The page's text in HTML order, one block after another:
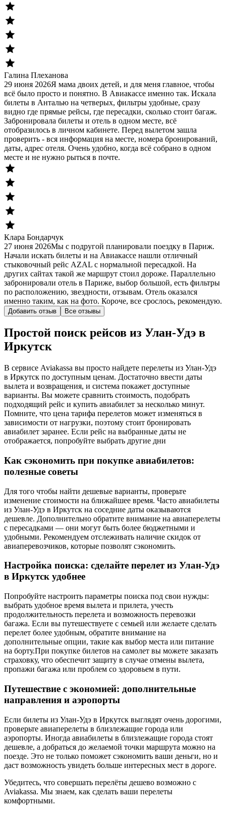
Галина Плеханова
29 июня 2026Я мама двоих детей, и для меня главное, чтобы
всё было просто и понятно. В Авиакассе именно так. Искала
билеты в Анталью на четверых, фильтры удобные, сразу
видно где прямые рейсы, где пересадки, сколько стоит багаж.
Забронировала билеты и отель в одном месте, всё
отобразилось в личном кабинете. Перед вылетом зашла
проверить - вся информация на месте, номера бронирований,
даты, адрес отеля. Очень удобно, когда всё собрано в одном
месте и не нужно рыться в почте.
Клара Бондарчук
27 июня 2026Мы с подругой планировали поездку в Париж.
Начали искать билеты и на Авиакассе нашли отличный
стыковочный рейс AZAL с нормальной пересадкой. На
других сайтах такой же маршрут стоил дороже. Параллельно
забронировали отель в Париже, выбор большой, есть фильтры
по расположению, звездности, отзывам. Отель оказался
именно таким, как на фото. Короче, все срослось, рекомендую.
Добавить отзыв Все отзывы
Простой поиск рейсов из Улан-Удэ в
Иркутск
В сервисе Aviakassa вы просто найдете перелеты из Улан-Удэ
в Иркутск по доступным ценам. Достаточно ввести даты
вылета и возвращения, и система покажет доступные
варианты. Вы можете сравнить стоимость, подобрать
подходящий рейс и купить авиабилет за несколько минут.
Помните, что цена тарифа перелетов может изменяться в
зависимости от нагрузки, поэтому стоит бронировать
авиабилет заранее. Если рейс на выбранные даты не
отображается, попробуйте выбрать другие дни
Как сэкономить при покупке авиабилетов:
полезные советы
Для того чтобы найти дешевые варианты, проверьте
изменение стоимости на ближайшее время. Часто авиабилеты
из Улан-Удэ в Иркутск на соседние даты оказываются
дешевле. Дополнительно обратите внимание на авиаперелеты
с пересадками — они могут быть более бюджетными и
удобными. Рекомендуем отслеживать наличие скидок от
авиаперевозчиков, которые позволят сэкономить.
Настройка поиска: сделайте перелет из Улан-Удэ
в Иркутск удобнее
Попробуйте настроить параметры поиска под свои нужды:
выбрать удобное время вылета и прилета, учесть
продолжительность перелета и возможность перевозки
багажа. Если вы путешествуете с семьей или желаете сделать
перелет более удобным, обратите внимание на
дополнительные опции, такие как выбор места или питание
на борту.При покупке билетов на самолет вы можете заказать
страховку, что обеспечит защиту в случае отмены вылета,
пропажи багажа или проблем со здоровьем в пути.
Путешествие с экономией: дополнительные
направления и аэропорты
Если билеты из Улан-Удэ в Иркутск выглядят очень дорогими,
проверьте авиаперелеты в близлежащие города или
аэропорты. Иногда авиабилеты в близлежащие города стоят
дешевле, а добраться до желаемой точки маршрута можно на
поезде. Это не только поможет сэкономить ваши деньги, но и
даст возможность увидеть больше интересных мест в дороге.
Убедитесь, что совершать перелёты дешево возможно с
Aviakassa. Мы знаем, как сделать ваши перелеты
комфортными.